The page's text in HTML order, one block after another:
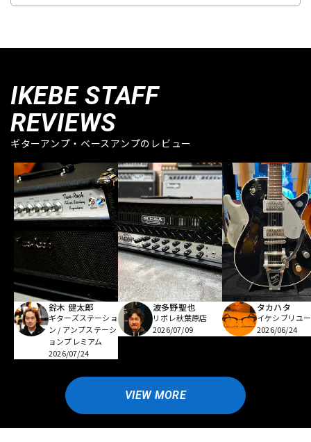
IKEBE STAFF
REVIEWS
ギターアンプ・ベースアンプのレビュー
鈴木 健太郎
ギターズステーショ
ン / アンプステーシ
ョンプレミアム
2026/07/24
波多野聖也
リボレ秋葉原店
2026/07/09
タカハタ
イケシブリユ
2026/06/24
VIEW MORE